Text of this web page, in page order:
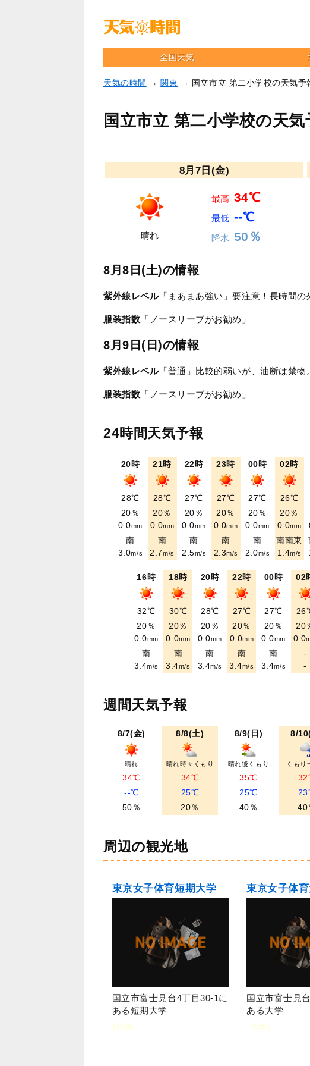
全国天気
天気の時間 → 関東 → 国立市立 第二小学校の天気予
国立市立 第二小学校の天気
8月7日(金)
晴れ
最高 34℃
最低 --℃
降水 50％
8月8日(土)の情報
紫外線レベル「まあまあ強い」要注意！長時間の
服装指数 「ノースリーブがお勧め」
8月9日(日)の情報
紫外線レベル「普通」比較的弱いが、油断は禁物。
服装指数 「ノースリーブがお勧め」
24時間天気予報
20時
28℃
20％
0.0mm
南
3.0m/s
21時
28℃
20％
0.0mm
南
2.7m/s
22時
27℃
20％
0.0mm
南
2.5m/s
23時
27℃
20％
0.0mm
南
2.3m/s
00時
27℃
20％
0.0mm
南
2.0m/s
02時
26℃
20％
0.0mm
南南東
1.4m/s
16時
32℃
20％
0.0mm
南
3.4m/s
18時
30℃
20％
0.0mm
南
3.4m/s
20時
28℃
20％
0.0mm
南
3.4m/s
22時
27℃
20％
0.0mm
南
3.4m/s
00時
27℃
20％
0.0mm
南
3.4m/s
02
20
0.0
-
-
週間天気予報
8/7(金)
晴れ
34℃
--℃
50％
8/8(土)
晴れ時々くもり
34℃
25℃
20％
8/9(日)
晴れ後くもり
35℃
25℃
40％
8/
くもり
40
周辺の観光地
東京女子体育短期大学
国立市富士見台4丁目30-1に
ある短期大学
[大学]
東京女子体
国立市富士見
ある大学
[大学]